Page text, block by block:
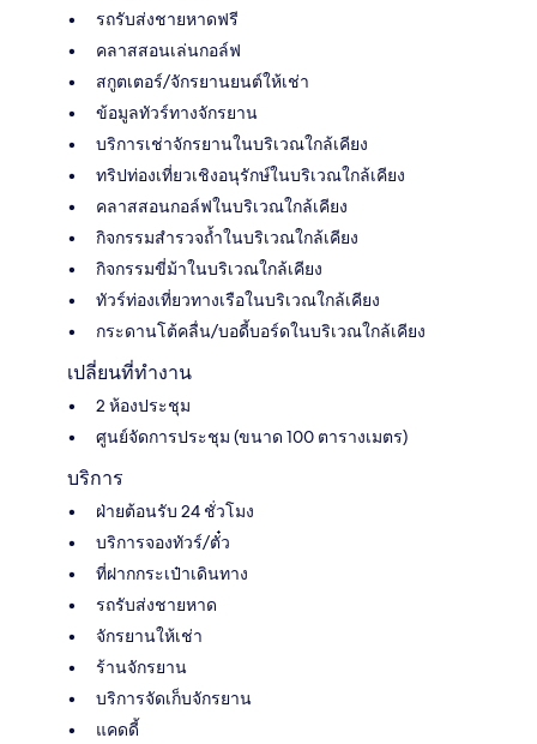
รถรับส่งชายหาดฟรี
คลาสสอนเล่นกอล์ฟ
สกูตเตอร์/จักรยานยนต์ให้เช่า
ข้อมูลทัวร์ทางจักรยาน
บริการเช่าจักรยานในบริเวณใกล้เคียง
ทริปท่องเที่ยวเชิงอนุรักษ์ในบริเวณใกล้เคียง
คลาสสอนกอล์ฟในบริเวณใกล้เคียง
กิจกรรมสำรวจถ้ำในบริเวณใกล้เคียง
กิจกรรมขี่ม้าในบริเวณใกล้เคียง
ทัวร์ท่องเที่ยวทางเรือในบริเวณใกล้เคียง
กระดานโต้คลื่น/บอดี้บอร์ดในบริเวณใกล้เคียง
เปลี่ยนที่ทำงาน
2 ห้องประชุม
ศูนย์จัดการประชุม (ขนาด 100 ตารางเมตร)
บริการ
ฝ่ายต้อนรับ 24 ชั่วโมง
บริการจองทัวร์/ตั๋ว
ที่ฝากกระเป๋าเดินทาง
รถรับส่งชายหาด
จักรยานให้เช่า
ร้านจักรยาน
บริการจัดเก็บจักรยาน
แคดดี้